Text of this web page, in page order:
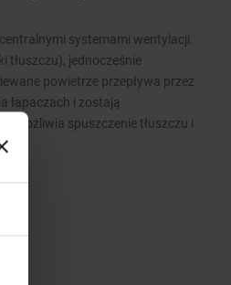
systemami wentylacji.
tłuszczu), jednocześnie
powietrze przepływa przez
łapaczach i zostają
umożliwia spuszczenie tłuszczu i